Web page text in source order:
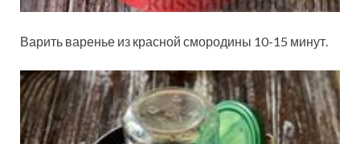
Варить варенье из красной смородины 10-15 минут.